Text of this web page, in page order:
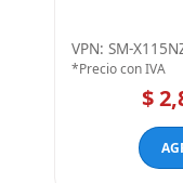
VPN: SM-
*Precio con IVA
$